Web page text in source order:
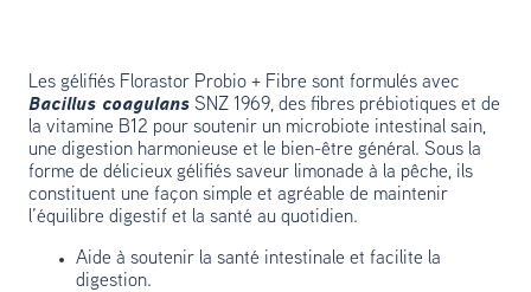
Les gélifiés Florastor Probio + Fibre sont formulés avec
Bacillus coagulans SNZ 1969, des fibres prébiotiques et de
la vitamine B12 pour soutenir un microbiote intestinal sain,
une digestion harmonieuse et le bien-être général. Sous la
forme de délicieux gélifiés saveur limonade à la pêche, ils
constituent une façon simple et agréable de maintenir
l’équilibre digestif et la santé au quotidien.
Aide à soutenir la santé intestinale et facilite la
digestion.